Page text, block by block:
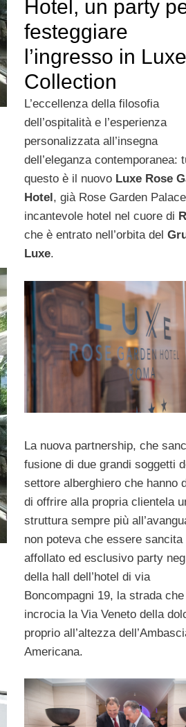
Hotel, un party
festeggiare
l’ingresso in Luxe
Collection
L’eccellenza della filosofia
dell’ospitalità e l’esperienza
personalizzata all’insegna
dell’eleganza contemporanea:
questo è il nuovo Luxe Rose
Hotel, già Rose Garden
incantevole hotel nel cuore di
che è entrato nell’orbita del
Luxe.
La nuova partnership, che
fusione di due grandi soggetti
settore alberghiero che hanno
di offrire alla propria clientela
struttura sempre più
non poteva che essere sancita
affollato ed esclusivo party
della hall dell’hotel di via
Boncompagni 19, la strada che
incrocia la Via Veneto della
proprio all’altezza
Americana.